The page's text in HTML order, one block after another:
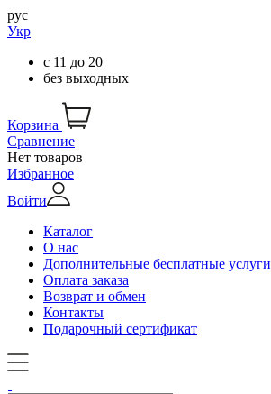
рус
Укр
с 11 до 20
без выходных
Корзина
Сравнение
Нет товаров
Избранное
Войти
Каталог
О нас
Дополнительные бесплатные услуги
Оплата заказа
Возврат и обмен
Контакты
Подарочный сертификат